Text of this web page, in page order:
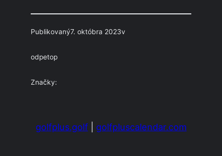
Publikovaný7. októbra 2023v
odpetop
Značky:
golfplus.golf golfpluscalendar.com